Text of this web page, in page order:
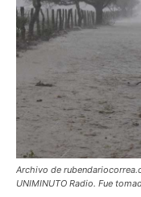
Archivo de
UNIMINUTO Radio. Fue